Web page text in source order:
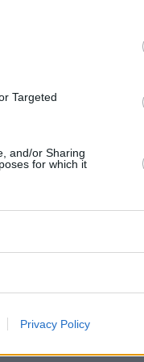
Targeted
and/or Sharing
for which it
Privacy Policy
και τον Κόσμο, τη
ΣΧΟΛΙΟΥ
και λοιποί
ρωτήσατε, ή